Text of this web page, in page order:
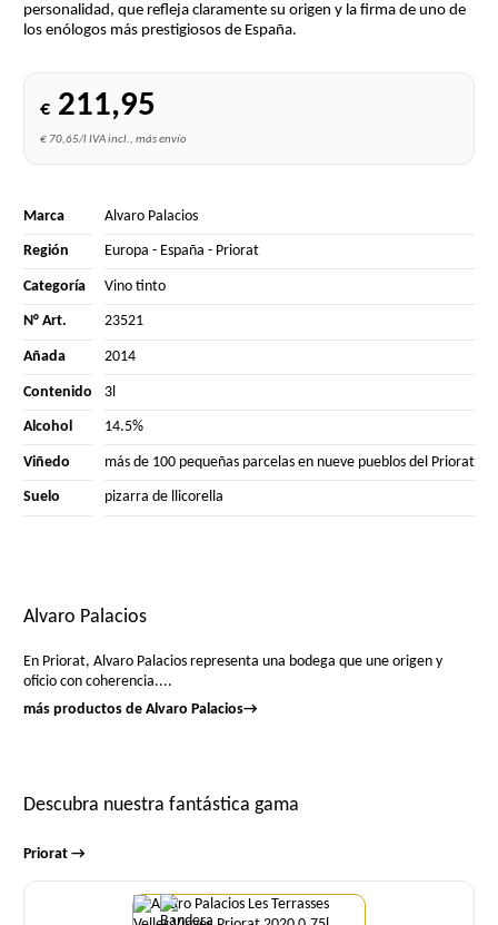
personalidad, que refleja claramente su origen y la firma de uno de
los enólogos más prestigiosos de España.
€ 211,95
€ 70,65/l IVA incl., más envío
Marca Alvaro Palacios
Región Europa - España - Priorat
Categoría Vino tinto
N° Art. 23521
Añada 2014
Contenido 3l
Alcohol 14.5%
Viñedo más de 100 pequeñas parcelas en nueve pueblos del Priorat
Suelo pizarra de llicorella
Alvaro Palacios
En Priorat, Alvaro Palacios representa una bodega que une origen y
oficio con coherencia....
más productos de Alvaro Palacios→
Descubra nuestra fantástica gama
Priorat →
Cantidad